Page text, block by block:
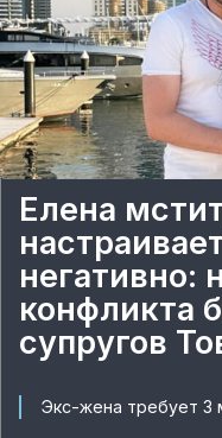
Елена
негативно:
конфликта
супругов
Экс-жена требует 3